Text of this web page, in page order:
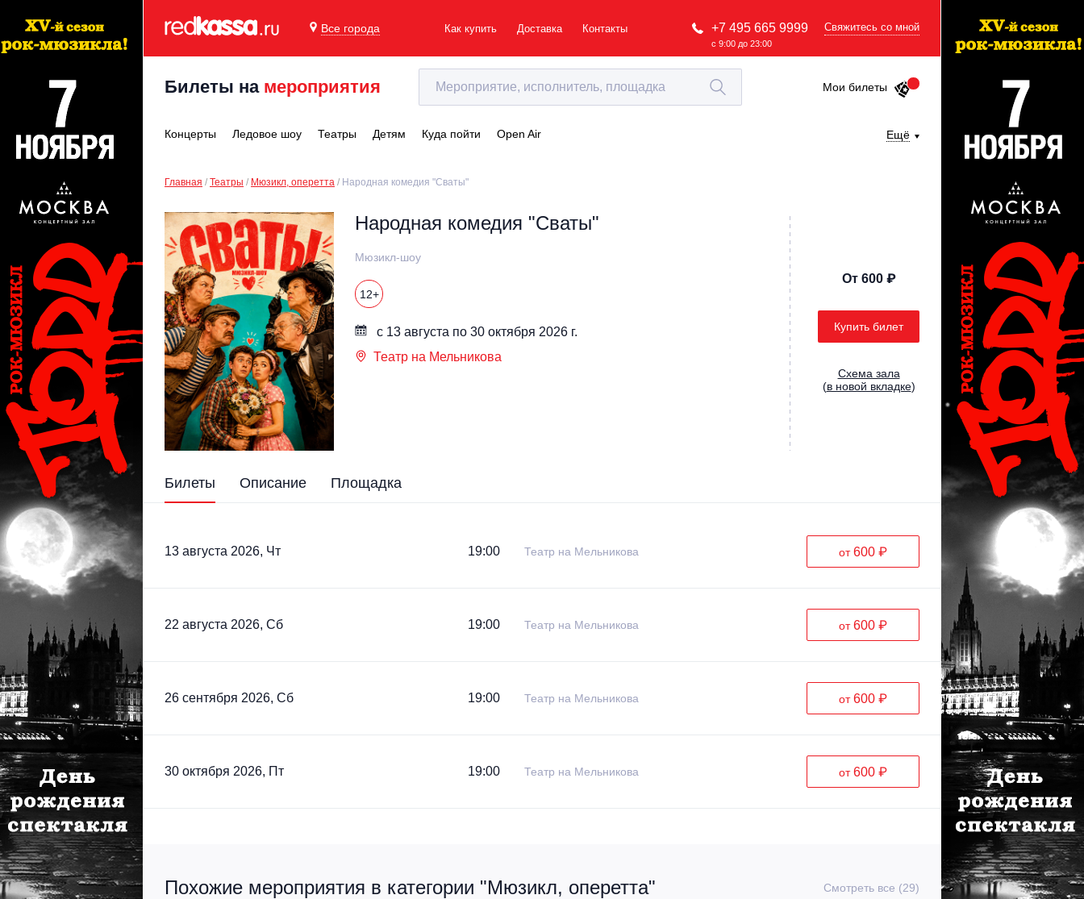
Все города Как купить Доставка Контакты +7 495 665 9999
с 9:00 до 23:00
Свяжитесь со мной
Билеты на мероприятия Мои билеты
Концерты Ледовое шоу Театры Детям Куда пойти Open Air Ещё
Главная Театры Мюзикл, оперетта Народная комедия "Сваты"
Народная комедия "Сваты"
Мюзикл-шоу
12+
с 13 августа по 30 октября 2026 г.
Театр на Мельникова
От 600 ₽
Купить билет
Cхема зала
(в новой вкладке)
Билеты Описание Площадка
13 августа 2026, Чт 19:00 Театр на Мельникова от600 ₽
22 августа 2026, Сб 19:00 Театр на Мельникова от600 ₽
26 сентября 2026, Сб 19:00 Театр на Мельникова от600 ₽
30 октября 2026, Пт 19:00 Театр на Мельникова от600 ₽
Похожие мероприятия в категории "Мюзикл, оперетта" Смотреть все (29)